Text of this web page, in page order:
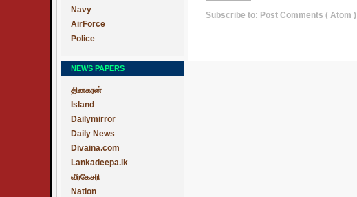
Navy
AirForce
Police
NEWS PAPERS
தினகரன்
Island
Dailymirror
Daily News
Divaina.com
Lankadeepa.lk
வீரகேசரி
Nation
Subscribe to: Post Comments ( Atom )